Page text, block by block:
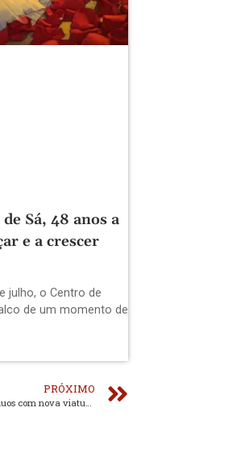
Sá, 48 anos a
e a crescer
julho, o Centro de
de um momento de
PRÓXIMO